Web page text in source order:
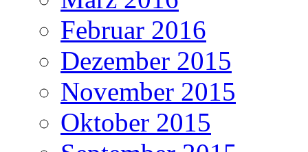
Februar 2016
Dezember 2015
November 2015
Oktober 2015